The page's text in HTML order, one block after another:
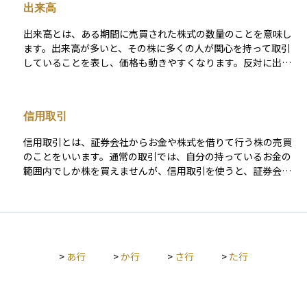
失の許容範囲を決めておき、一定の価格に達したら機械的に売
る「ルールとしての損切り」が資産を守る手段として重要で
す。また、FXや信用取引では、証拠金維持のために強制的にロ
スカットが行われることもあります。損切りは投資のリスク管
理の基本のひとつです。
出来高
出来高とは、ある期間に売買された株式の数量のことを意味し
ます。出来高が多いと、その株に多くの人が関心を持って取引
していることを表し、価格も動きやすくなります。反対に出来
信用取引
信用取引とは、証券会社からお金や株式を借りて行う株の売買
のことをいいます。通常の取引では、自分の持っているお金の
範囲内でしか株を買えませんが、信用取引を使うと、証券会社
大きな利益を得ることができますが、その反面、損失も同じよ
（空売り）」こともできるため、相場が下がる局面でも利益を
> あ行 >か行 > さ行 > た行